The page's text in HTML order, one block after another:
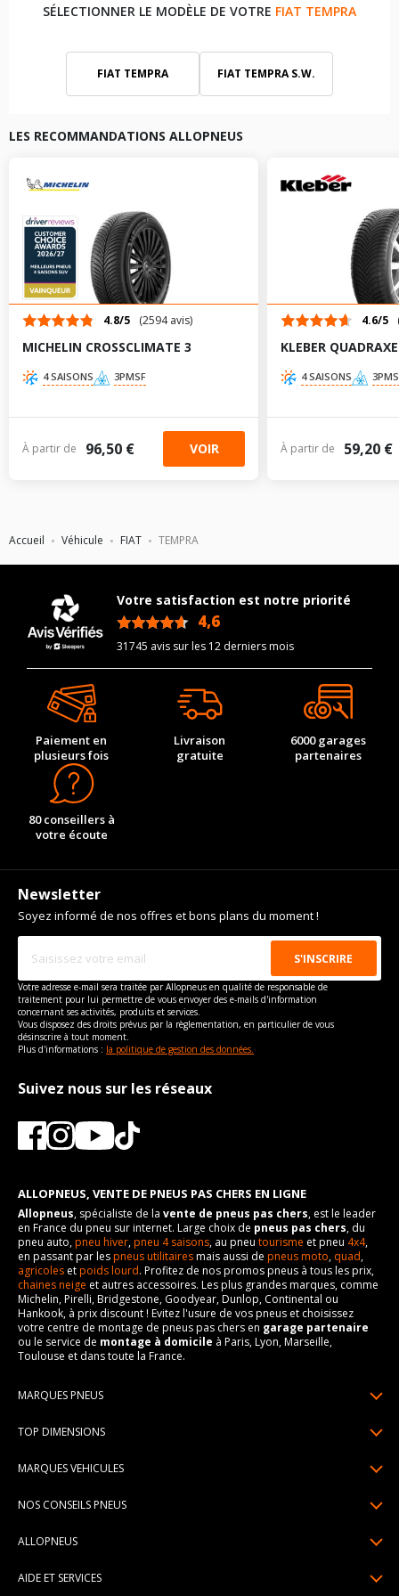
Accueil Véhicule FIAT TEMPRA
SÉLECTIONNER LE MODÈLE DE VOTRE FIAT TEMPRA
FIAT TEMPRA FIAT TEMPRA S.W.
LES RECOMMANDATIONS ALLOPNEUS
4.8/5 (2594 avis)
MICHELIN CROSSCLIMATE 3
4 SAISONS 3PMSF
À partir de 96,50 € VOIR
4.6/5
KLEBER
4 SAISONS
À partir de 59,20 €
Votre satisfaction est notre priorité
4,6
31745 avis sur les 12 derniers mois
Paiement en
plusieurs fois
Livraison
gratuite
6000 garages
partenaires
80 conseillers à
votre écoute
Newsletter
Soyez informé de nos offres et bons plans du moment !
Votre adresse e-mail sera traitée par Allopneus en qualité de responsable de
traitement pour lui permettre de vous envoyer des e-mails d'information
concernant ses activités, produits et services.
Vous disposez des droits prévus par la règlementation, en particulier de vous
désinscrire à tout moment.
Plus d'informations : la politique de gestion des données.
Suivez nous sur les réseaux
ALLOPNEUS, VENTE DE PNEUS PAS CHERS EN LIGNE
Allopneus, spécialiste de la vente de pneus pas chers, est le leader
en France du pneu sur internet. Large choix de pneus pas chers, du
pneu auto,pneu hiver,pneu 4 saisons, au pneu tourisme et pneu 4x4,
en passant par lespneus utilitairesmais aussi de pneus moto, quad,
agricoles etpoids lourd. Profitez de nos promos pneus à tous les prix,
chaines neige et autres accessoires. Les plus grandes marques, comme
Michelin, Pirelli, Bridgestone, Goodyear, Dunlop, Continental ou
Hankook, à prix discount ! Evitez l'usure de vos pneus et choisissez
votre centre de montage de pneus pas chers en garage partenaire
ou le service de montage à domicile à Paris, Lyon, Marseille,
Toulouse et dans toute la France.
MARQUES PNEUS
Pneus Continental
Pneus Hankook
Pneus Dunlop
TOP DIMENSIONS
195/65R15
205/60R16
MARQUES VEHICULES
Peugeot
NOS CONSEILS PNEUS
Pression pneu
ALLOPNEUS
AIDE ET SERVICES